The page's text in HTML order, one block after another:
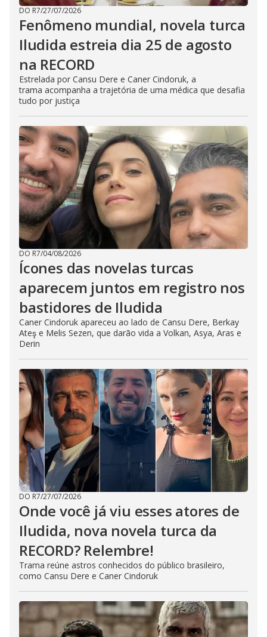
DO R7/27/07/2026
Fenômeno mundial, novela turca
Iludida estreia dia 25 de agosto
na RECORD
Estrelada por Cansu Dere e Caner Cindoruk, a
trama acompanha a trajetória de uma médica que desafia
tudo por justiça
DO R7/04/08/2026
Ícones das novelas turcas
aparecem juntos em registro nos
bastidores de Iludida
Caner Cindoruk apareceu ao lado de Cansu Dere, Berkay
Ateş e Melis Sezen, que darão vida a Volkan, Asya, Aras e
Derin
DO R7/27/07/2026
Onde você já viu esses atores de
Iludida, nova novela turca da
RECORD? Relembre!
Trama reúne astros conhecidos do público brasileiro,
como Cansu Dere e Caner Cindoruk